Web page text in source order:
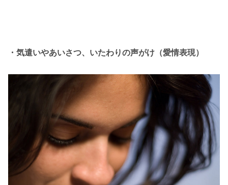
・気遣いやあいさつ、いたわりの声がけ（愛情表現）